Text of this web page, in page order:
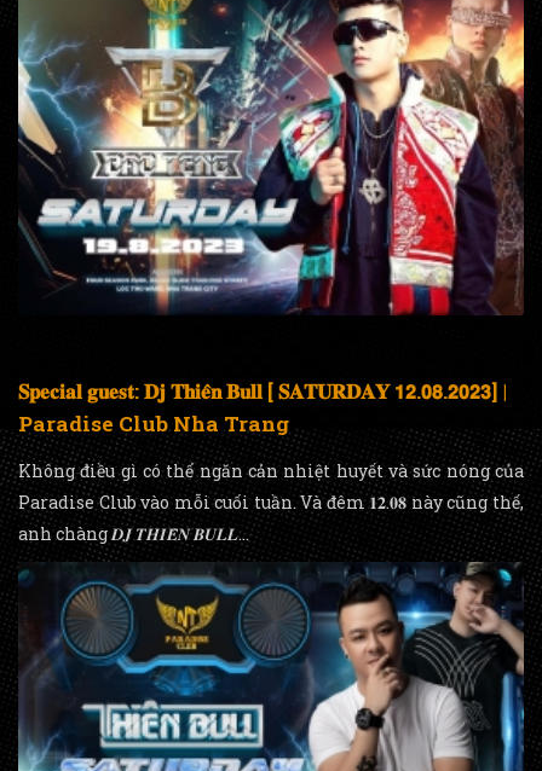
𝐒𝐩𝐞𝐜𝐢𝐚𝐥 𝐠𝐮𝐞𝐬𝐭: 𝐃𝐣 𝐓𝐡𝐢𝐞̂𝐧 𝐁𝐮𝐥𝐥 [ 𝐒𝐀𝐓𝐔𝐑𝐃𝐀𝐘 𝟭𝟮.𝟬𝟴.𝟮𝟬𝟮𝟯] |
Paradise Club Nha Trang
Không điều gì có thể ngăn cản nhiệt huyết và sức nóng của
Paradise Club vào mỗi cuối tuần. Và đêm 𝟏𝟐.𝟎𝟖 này cũng thế,
anh chàng 𝑫𝑱 𝑻𝑯𝑰𝑬̂𝑵 𝑩𝑼𝑳𝑳...